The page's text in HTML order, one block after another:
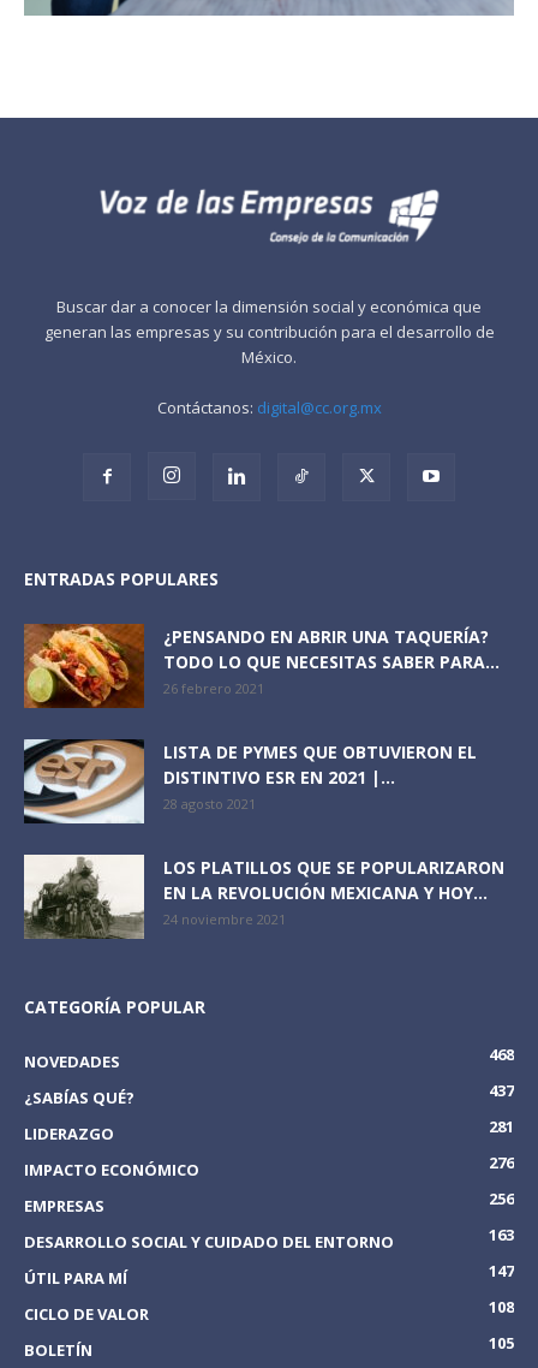
Buscar dar a conocer la dimensión social y económica que
generan las empresas y su contribución para el desarrollo de
México.
Contáctanos: digital@cc.org.mx
ENTRADAS POPULARES
¿PENSANDO EN ABRIR UNA TAQUERÍA?
TODO LO QUE NECESITAS SABER PARA...
26 febrero 2021
LISTA DE PYMES QUE OBTUVIERON EL
DISTINTIVO ESR EN 2021 |...
28 agosto 2021
LOS PLATILLOS QUE SE POPULARIZARON
EN LA REVOLUCIÓN MEXICANA Y HOY...
24 noviembre 2021
CATEGORÍA POPULAR
NOVEDADES
468
¿SABÍAS QUÉ?
437
LIDERAZGO
281
IMPACTO ECONÓMICO
276
EMPRESAS
256
DESARROLLO SOCIAL Y CUIDADO DEL ENTORNO
163
ÚTIL PARA MÍ
147
CICLO DE VALOR
108
BOLETÍN
105